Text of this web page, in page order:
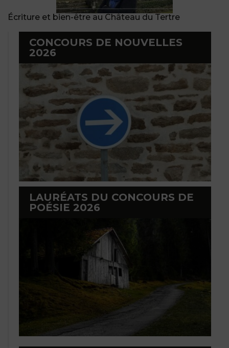
Écriture et bien-être au Château du Tertre
CONCOURS DE NOUVELLES
2026
LAURÉATS DU CONCOURS DE
POÉSIE 2026